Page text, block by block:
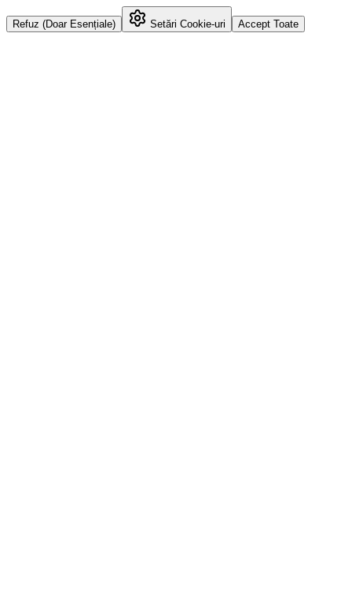
Refuz (Doar Esențiale) Setări Cookie-uri Accept Toate